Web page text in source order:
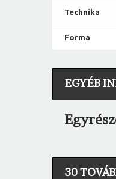
Technika
Forma
EGYÉB
30